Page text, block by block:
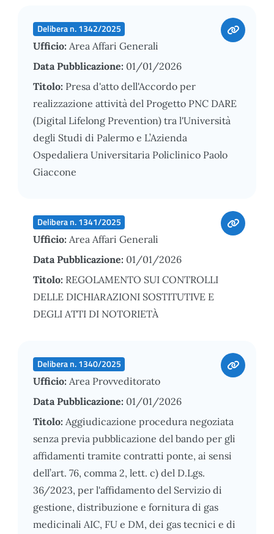
Delibera n. 1342/2025
Ufficio: Area Affari Generali
Data Pubblicazione: 01/01/2026
Titolo: Presa d'atto dell'Accordo per
realizzazione attività del Progetto PNC DARE
(Digital Lifelong Prevention) tra l'Università
degli Studi di Palermo e L’Azienda
Ospedaliera Universitaria Policlinico Paolo
Giaccone
Delibera n. 1341/2025
Ufficio: Area Affari Generali
Data Pubblicazione: 01/01/2026
Titolo: REGOLAMENTO SUI CONTROLLI
DELLE DICHIARAZIONI SOSTITUTIVE E
DEGLI ATTI DI NOTORIETÀ
Delibera n. 1340/2025
Ufficio: Area Provveditorato
Data Pubblicazione: 01/01/2026
Titolo: Aggiudicazione procedura negoziata
senza previa pubblicazione del bando per gli
affidamenti tramite contratti ponte, ai sensi
dell’art. 76, comma 2, lett. c) del D.Lgs.
36/2023, per l'affidamento del Servizio di
gestione, distribuzione e fornitura di gas
medicinali AIC, FU e DM, dei gas tecnici e di